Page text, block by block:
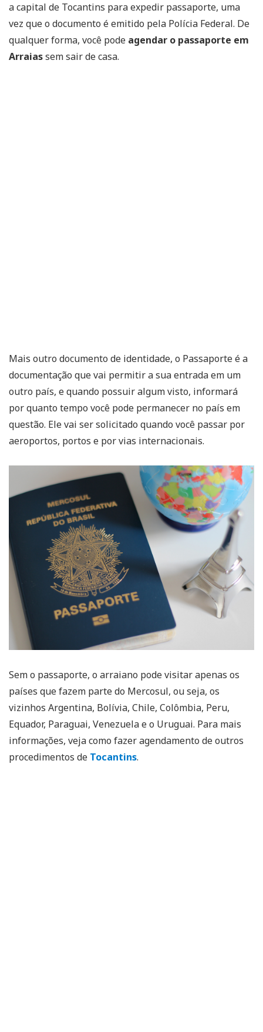
a capital de Tocantins para expedir passaporte, uma
vez que o documento é emitido pela Polícia Federal. De
qualquer forma, você pode agendar o passaporte em
Arraiassem sair de casa.
Mais outro documento de identidade, o Passaporte é a
documentação que vai permitir a sua entrada em um
outro país, e quando possuir algum visto, informará
por quanto tempo você pode permanecer no país em
questão. Ele vai ser solicitado quando você passar por
aeroportos, portos e por vias internacionais.
Sem o passaporte, o arraiano pode visitar apenas os
países que fazem parte do Mercosul, ou seja, os
vizinhos Argentina, Bolívia, Chile, Colômbia, Peru,
Equador, Paraguai, Venezuela e o Uruguai. Para mais
informações, veja como fazer agendamento de outros
procedimentos de Tocantins.